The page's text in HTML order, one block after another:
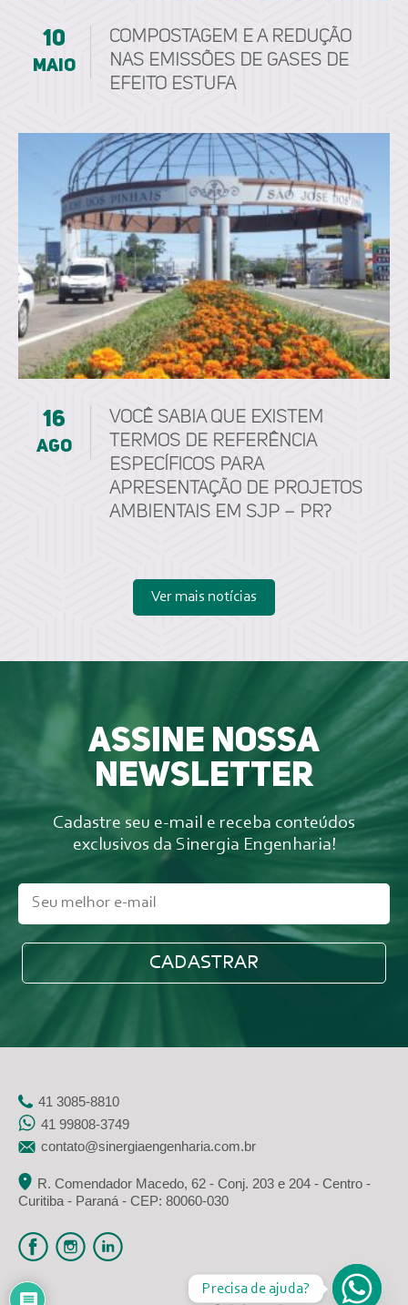
10
maio
Compostagem e a Redução
nas Emissões de Gases de
Efeito Estufa
16
ago
Você sabia que existem
Termos de Referência
específicos para
apresentação de projetos
ambientais em SJP – PR?
Ver mais notícias
Assine nossa
newsletter
Cadastre seu e-mail e receba conteúdos
exclusivos da Sinergia Engenharia!
41 3085-8810
41 99808-3749
contato@sinergiaengenharia.com.br
R. Comendador Macedo, 62 - Conj. 203 e 204 - Centro -
Curitiba - Paraná - CEP: 80060-030
Precisa de ajuda?